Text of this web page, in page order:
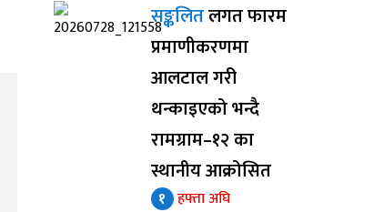
सङ्कलितलगत फारम
प्रमाणीकरणमा
आलटाल गरी
थन्काइएको भन्दै
रामग्राम–१२ का
स्थानीय आक्रोसित
१ हफ्ता अघि